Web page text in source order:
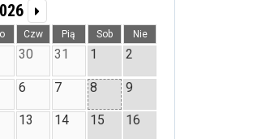
Czw Pią Sob Nie
30 31 1 2
6 7 8 9
13 14 15 16